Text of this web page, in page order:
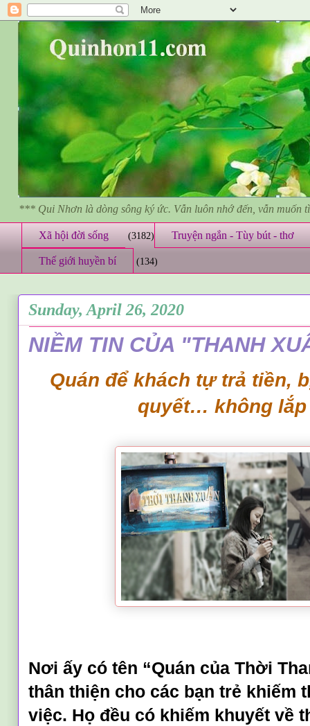
*** Qui Nhơn là dòng sông ký ức. Vẫn luôn nhớ đến, vẫn muốn
Xã hội đời sống (3182) Truyện ngắn - Tùy bút - thơ
Thế giới huyền bí (134)
Sunday, April 26, 2020
NIỀM TIN CỦA "THANH
Quán để khách tự trả tiền,
quyết… không lắp
Nơi ấy có tên “Quán của Thời
thân thiện cho các bạn trẻ khiếm
việc. Họ đều có khiếm khuyết về